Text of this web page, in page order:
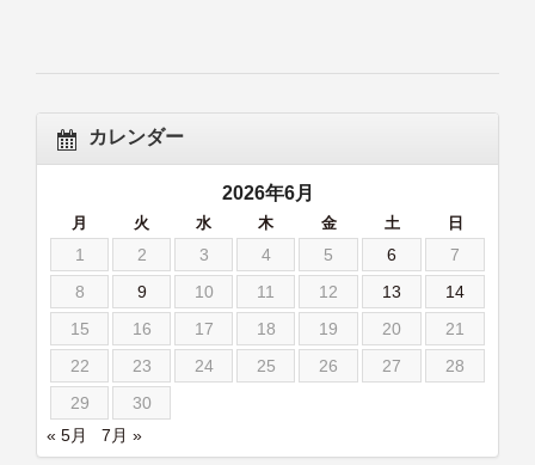
カレンダー
2026年6月
月 火 水 木 金 土 日
1 2 3 4 5 6
7
8
9 10 11 12 13
14
15
16 17 18 19 20
21
22
23 24 25 26 27
28
29
30
« 5月
7月 »